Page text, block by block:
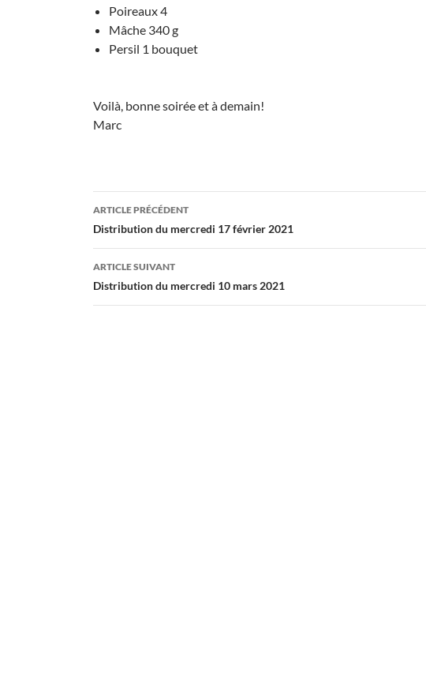
Poireaux 4
Mâche 340 g
Persil 1 bouquet
Voilà, bonne soirée et à demain!
Marc
Navigation
des
articles
ARTICLE PRÉCÉDENT
Distribution du mercredi 17 février 2021
ARTICLE SUIVANT
Distribution du mercredi 10 mars 2021